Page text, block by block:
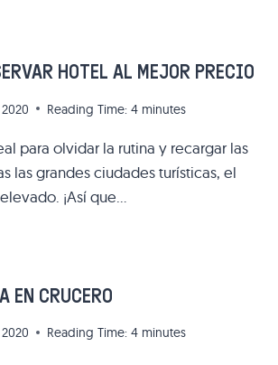
HOTEL AL MEJOR PRECIO
Reading Time: 4 minutes
para olvidar la rutina y recargar las
las grandes ciudades turísticas, el
¡Así que…
EN CRUCERO
Reading Time: 4 minutes